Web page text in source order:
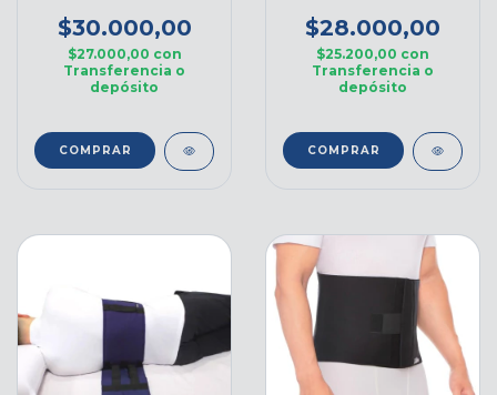
$30.000,00
$27.000,00 con
Transferencia o
depósito
COMPRAR
$28.000,00
$25.200,00 con
Transferencia o
depósito
COMPRAR